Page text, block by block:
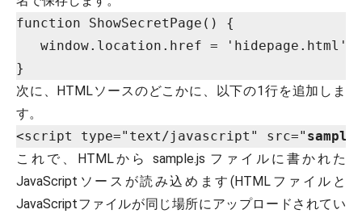
function ShowSecretPage() {
   window.location.href = 'hidepage.html';
次に、HTMLソースのどこかに、以下の1行を追加しま
す。
<script type="text/javascript" src="
これで、HTMLから sample.js ファイルに書かれた
JavaScriptソースが読み込めます(HTMLファイルと
JavaScriptファイルが同じ場所にアップロードされてい